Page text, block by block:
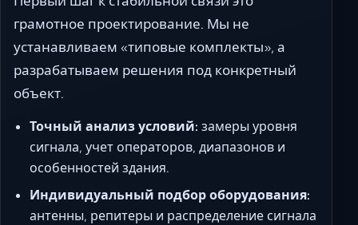
грамотное проектирование. Мы не
устанавливаем «типовые комплекты», а
разрабатываем решения под конкретный
объект.
Точный анализ условий: замеры уровня
сигнала, учет операторов, диапазонов и
особенностей здания.
Индивидуальный подбор оборудования:
антенны, репитеры и распределение сигнала